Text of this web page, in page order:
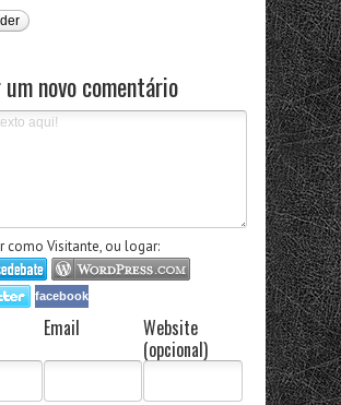
novo comentário
como Visitante, ou logar:
facebook
Email
Website
(opcional)